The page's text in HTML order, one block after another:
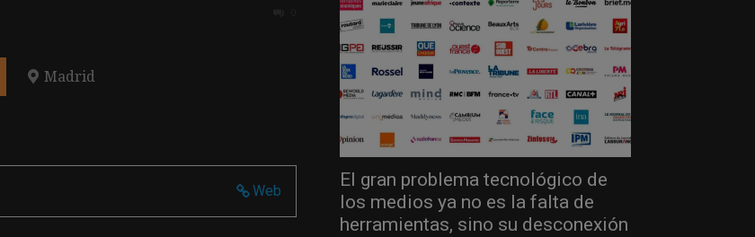
Madrid
Web
El gran problema tecnológico de
los medios ya no es la falta de
herramientas, sino su desconexión